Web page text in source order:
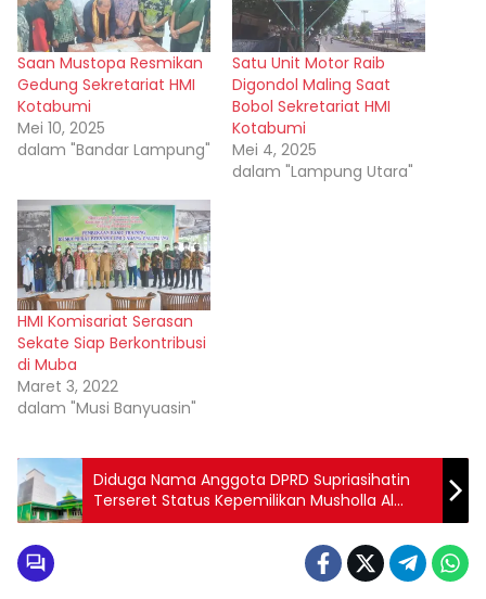
Saan Mustopa Resmikan
Gedung Sekretariat HMI
Kotabumi
Mei 10, 2025
dalam "Bandar Lampung"
Satu Unit Motor Raib
Digondol Maling Saat
Bobol Sekretariat HMI
Kotabumi
Mei 4, 2025
dalam "Lampung Utara"
HMI Komisariat Serasan
Sekate Siap Berkontribusi
di Muba
Maret 3, 2022
dalam "Musi Banyuasin"
Diduga Nama Anggota DPRD Supriasihatin
Terseret Status Kepemilikan Musholla Al
Malik